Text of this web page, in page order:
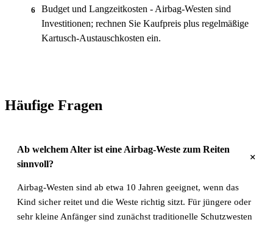
6
Budget und Langzeitkosten - Airbag-Westen sind
Investitionen; rechnen Sie Kaufpreis plus regelmäßige
Kartusch-Austauschkosten ein.
Häufige Fragen
Ab welchem Alter ist eine Airbag-Weste zum Reiten
sinnvoll?
+
Airbag-Westen sind ab etwa 10 Jahren geeignet, wenn das
Kind sicher reitet und die Weste richtig sitzt. Für jüngere oder
sehr kleine Anfänger sind zunächst traditionelle Schutzwesten